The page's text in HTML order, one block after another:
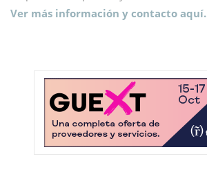
Ver más información y contacto aquí.